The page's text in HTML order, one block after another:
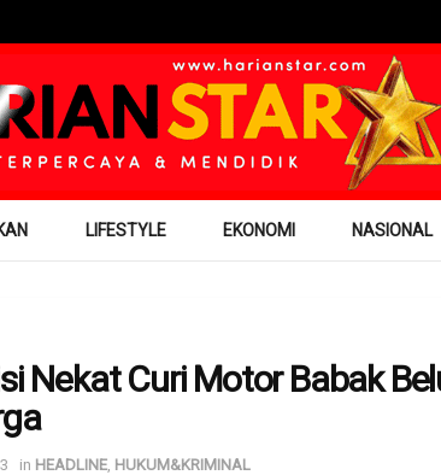
LIFESTYLE EKONOMI NASIONAL
Nekat Curi Motor Babak
in HEADLINE, HUKUM&KRIMINAL